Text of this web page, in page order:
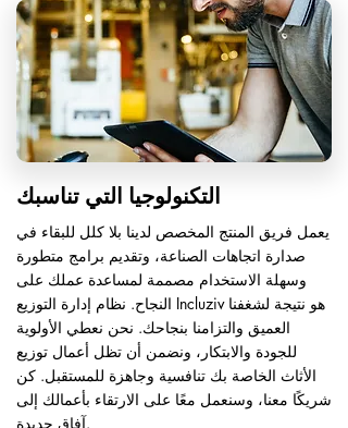
التكنولوجيا التي تناسبك
يعمل فريق المنتج المخصص لدينا بلا كلل للبقاء في
صدارة اتجاهات الصناعة، وتقديم برامج متطورة
وسهلة الاستخدام مصممة لمساعدة عملك على
النجاح. نظام إدارة التوزيع Incluziv هو نتيجة لشغفنا
العميق والتزامنا بنجاحك. نحن نعطي الأولوية
للجودة والابتكار، ونضمن أن تظل أعمال توزيع
الأثاث الخاصة بك تنافسية وجاهزة للمستقبل. كن
شريكًا معنا، وسنعمل معًا على الارتقاء بأعمالك إلى
آفاق جديدة.